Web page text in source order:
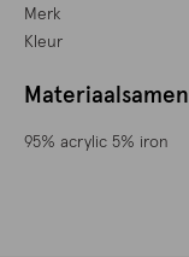
Merk
Kleur
95% acrylic 5% iron